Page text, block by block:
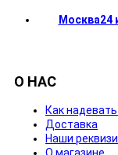
Москва24
О НАС
Как
Доставка
Наши